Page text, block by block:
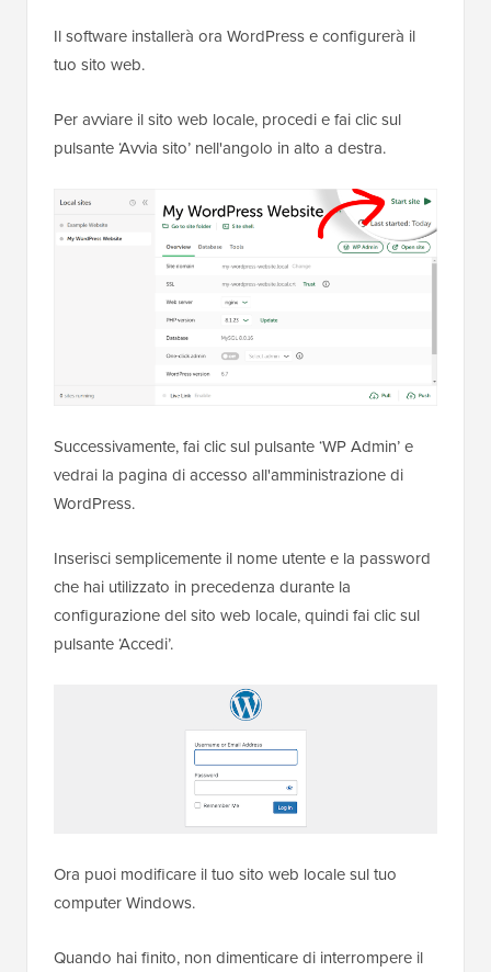
Il software installerà ora WordPress e configurerà il
tuo sito web.
Per avviare il sito web locale, procedi e fai clic sul
pulsante ‘Avvia sito’ nell'angolo in alto a destra.
Successivamente, fai clic sul pulsante ‘WP Admin’ e
vedrai la pagina di accesso all'amministrazione di
WordPress.
Inserisci semplicemente il nome utente e la password
che hai utilizzato in precedenza durante la
configurazione del sito web locale, quindi fai clic sul
pulsante ‘Accedi’.
Ora puoi modificare il tuo sito web locale sul tuo
computer Windows.
Quando hai finito, non dimenticare di interrompere il